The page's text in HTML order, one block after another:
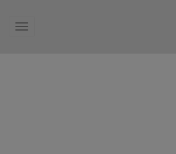
Navigation anzeigen